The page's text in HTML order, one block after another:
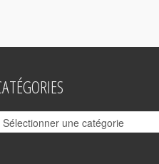
Catégories